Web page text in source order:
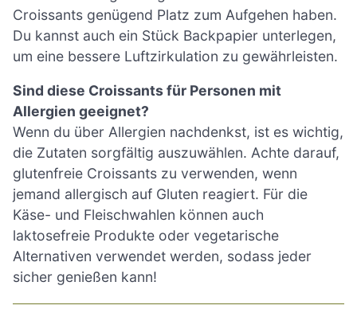
Croissants genügend Platz zum Aufgehen haben.
Du kannst auch ein Stück Backpapier unterlegen,
um eine bessere Luftzirkulation zu gewährleisten.
Sind diese Croissants für Personen mit
Allergien geeignet?
Wenn du über Allergien nachdenkst, ist es wichtig,
die Zutaten sorgfältig auszuwählen. Achte darauf,
glutenfreie Croissants zu verwenden, wenn
jemand allergisch auf Gluten reagiert. Für die
Käse- und Fleischwahlen können auch
laktosefreie Produkte oder vegetarische
Alternativen verwendet werden, sodass jeder
sicher genießen kann!